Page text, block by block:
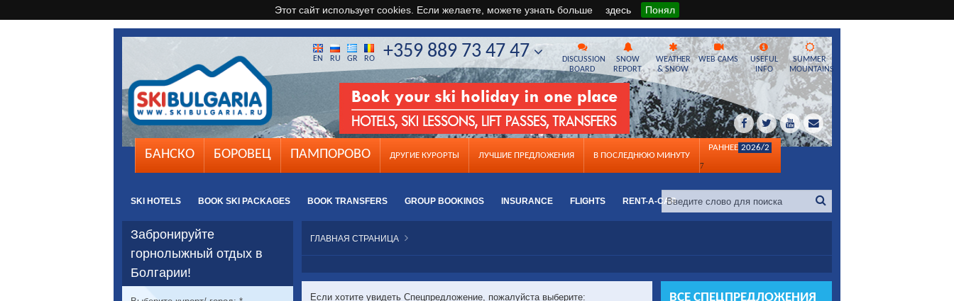
Этот сайт использует cookies. Если желаете, можете узнать больше здесь Понял
БАНСКО БОРОВЕЦ ПАМПОРОВО ДРУГИЕ КУРОРТЫ ЛУЧШИЕ ПРЕДЛОЖЕНИЯ B ПОСЛЕДНЮЮ МИНУТУ
РАННЕЕ 2026/2
7
SKI HOTELS BOOK SKI PACKAGES BOOK TRANSFERS GROUP BOOKINGS INSURANCE FLIGHTS RENT-A-CAR
DISCUSSION
BOARD
SNOW
REPORT
WEATHER
& SNOW
WEB CAMS
USEFUL
INFO
SUMMER
MOUNTAINS
EN RU GR RO +359 889 73 47 47
ГЛАВНАЯ СТРАНИЦА
Если хотите увидеть Спецпредложение, пожалуйста выберите:
ВСЕ СПЕЦПРЕДЛОЖЕНИЯ
Забронируйте
горнолыжный отдых в
Болгарии!